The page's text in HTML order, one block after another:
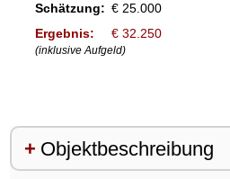
Schätzung: € 25.000
Ergebnis:
€ 32.250
(inklusive Aufgeld)
Objektbeschreibung